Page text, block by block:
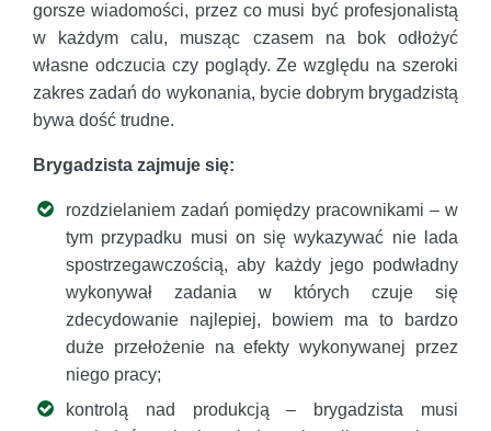
gorsze wiadomości, przez co musi być profesjonalistą
w każdym calu, musząc czasem na bok odłożyć
własne odczucia czy poglądy. Ze względu na szeroki
zakres zadań do wykonania, bycie dobrym brygadzistą
bywa dość trudne.
Brygadzista zajmuje się:
rozdzielaniem zadań pomiędzy pracownikami – w
tym przypadku musi on się wykazywać nie lada
spostrzegawczością, aby każdy jego podwładny
wykonywał zadania w których czuje się
zdecydowanie najlepiej, bowiem ma to bardzo
duże przełożenie na efekty wykonywanej przez
niego pracy;
kontrolą nad produkcją – brygadzista musi